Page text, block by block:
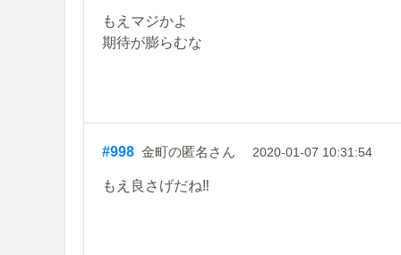
もえマジかよ
期待が膨らむな
#998 金町の匿名さん 2020-01-07 10:31:54
もえ良さげだね‼️